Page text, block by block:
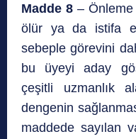
Madde 8 –
ölür ya da istifa
sebeple görevini
bu üyeyi aday
çeşitli uzmanlık
dengenin
maddede sayılan